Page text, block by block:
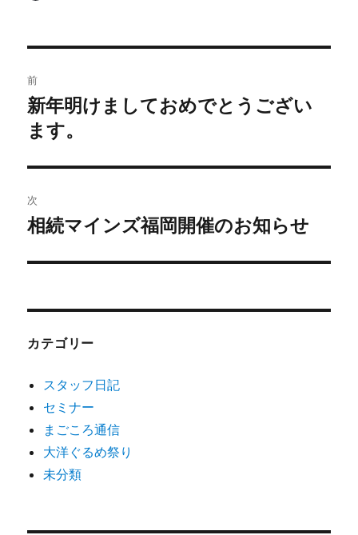
リ
稿
ナ
ビ
ゲ
ー
シ
ン
前
過
去
投
稿:
新年明けましておめでとうござい
ます。
次
次
投
相続マインズ福岡開催のお知らせ
カテゴリー
スタッフ日記
セミナー
まごころ通信
大洋ぐるめ祭り
未分類